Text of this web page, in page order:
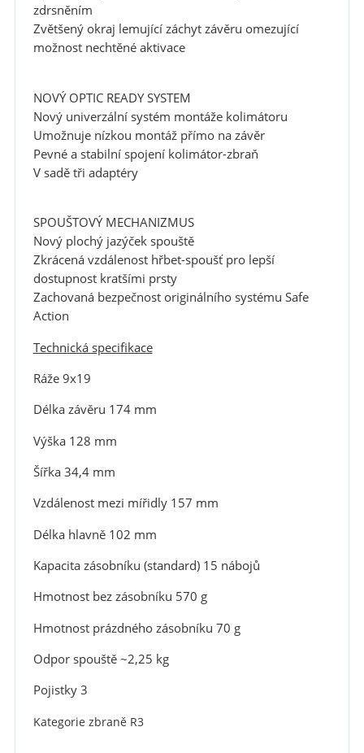
zdrsněním
Zvětšený okraj lemující záchyt závěru omezující
možnost nechtěné aktivace
NOVÝ OPTIC READY SYSTEM
Nový univerzální systém montáže kolimátoru
Umožnuje nízkou montáž přímo na závěr
Pevné a stabilní spojení kolimátor-zbraň
V sadě tři adaptéry
SPOUŠTOVÝ MECHANIZMUS
Nový plochý jazýček spouště
Zkrácená vzdálenost hřbet-spoušť pro lepší
dostupnost kratšími prsty
Zachovaná bezpečnost originálního systému Safe
Action
Technická specifikace
Ráže9x19
Délka závěru 174 mm
Výška 128 mm
Šířka34,4 mm
Vzdálenost mezi mířidly 157 mm
Délka hlavně 102 mm
Kapacita zásobníku (standard) 15 nábojů
Hmotnost bez zásobníku 570 g
Hmotnost prázdného zásobníku 70 g
Odpor spouště~2,25 kg
Pojistky3
Kategorie zbraně R3